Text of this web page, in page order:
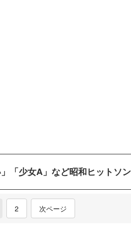
「少女A」など昭和ヒットソ
2 次ページ